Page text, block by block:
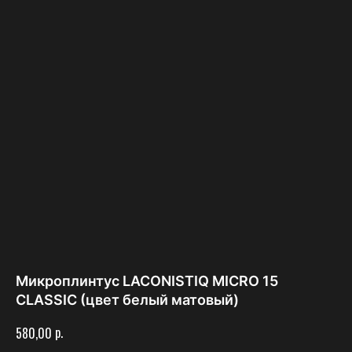
Микроплинтус LACONISTIQ MICRO 15
CLASSIC (цвет белый матовый)
580,00 р.